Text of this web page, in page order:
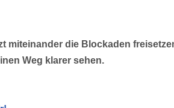
miteinander die Blockaden
Weg klarer sehen.